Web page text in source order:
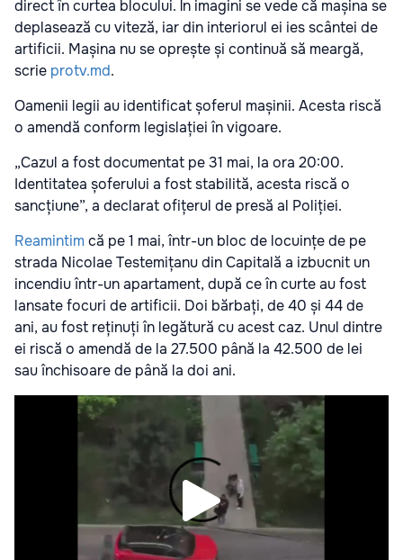
direct în curtea blocului. În imagini se vede că mașina se
deplasează cu viteză, iar din interiorul ei ies scântei de
artificii. Mașina nu se oprește și continuă să meargă,
scrie protv.md.
Oamenii legii au identificat șoferul mașinii. Acesta riscă
o amendă conform legislației în vigoare.
„Cazul a fost documentat pe 31 mai, la ora 20:00.
Identitatea șoferului a fost stabilită, acesta riscă o
sancțiune”, a declarat ofițerul de presă al Poliției.
Reamintim că pe 1 mai, într-un bloc de locuințe de pe
strada Nicolae Testemițanu din Capitală a izbucnit un
incendiu într-un apartament, după ce în curte au fost
lansate focuri de artificii. Doi bărbați, de 40 și 44 de
ani, au fost reținuți în legătură cu acest caz. Unul dintre
ei riscă o amendă de la 27.500 până la 42.500 de lei
sau închisoare de până la doi ani.